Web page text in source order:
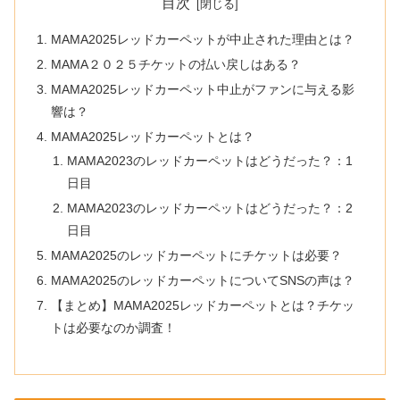
目次
MAMA2025レッドカーペットが中止された理由とは？
MAMA２０２５チケットの払い戻しはある？
MAMA2025レッドカーペット中止がファンに与える影
響は？
MAMA2025レッドカーペットとは？
MAMA2023のレッドカーペットはどうだった？：1
日目
MAMA2023のレッドカーペットはどうだった？：2
日目
MAMA2025のレッドカーペットにチケットは必要？
MAMA2025のレッドカーペットについてSNSの声は？
【まとめ】MAMA2025レッドカーペットとは？チケッ
トは必要なのか調査！